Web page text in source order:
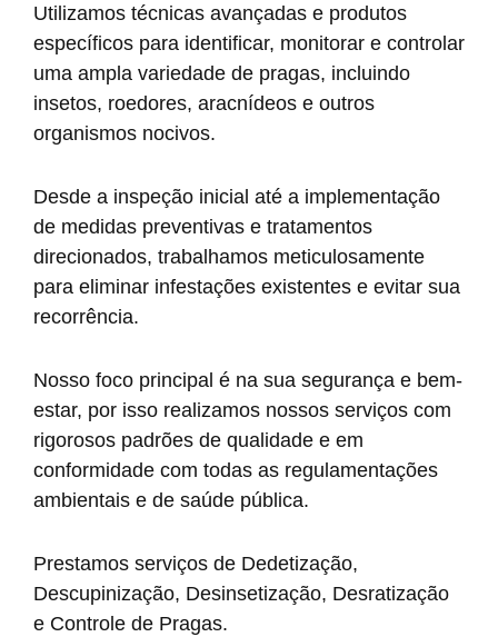
Utilizamos técnicas avançadas e produtos
específicos para identificar, monitorar e controlar
uma ampla variedade de pragas, incluindo
insetos, roedores, aracnídeos e outros
organismos nocivos.
Desde a inspeção inicial até a implementação
de medidas preventivas e tratamentos
direcionados, trabalhamos meticulosamente
para eliminar infestações existentes e evitar sua
recorrência.
Nosso foco principal é na sua segurança e bem-
estar, por isso realizamos nossos serviços com
rigorosos padrões de qualidade e em
conformidade com todas as regulamentações
ambientais e de saúde pública.
Prestamos serviços de Dedetização,
Descupinização, Desinsetização, Desratização
e Controle de Pragas.